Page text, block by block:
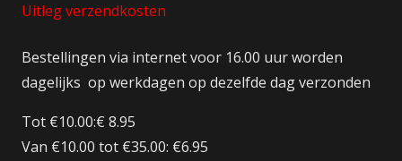
Uitleg verzendkosten
Bestellingen via internet voor 16.00 uur worden
dagelijks op werkdagen op dezelfde dag verzonden
Tot €10.00:€ 8.95
Van €10.00 tot €35.00: €6.95